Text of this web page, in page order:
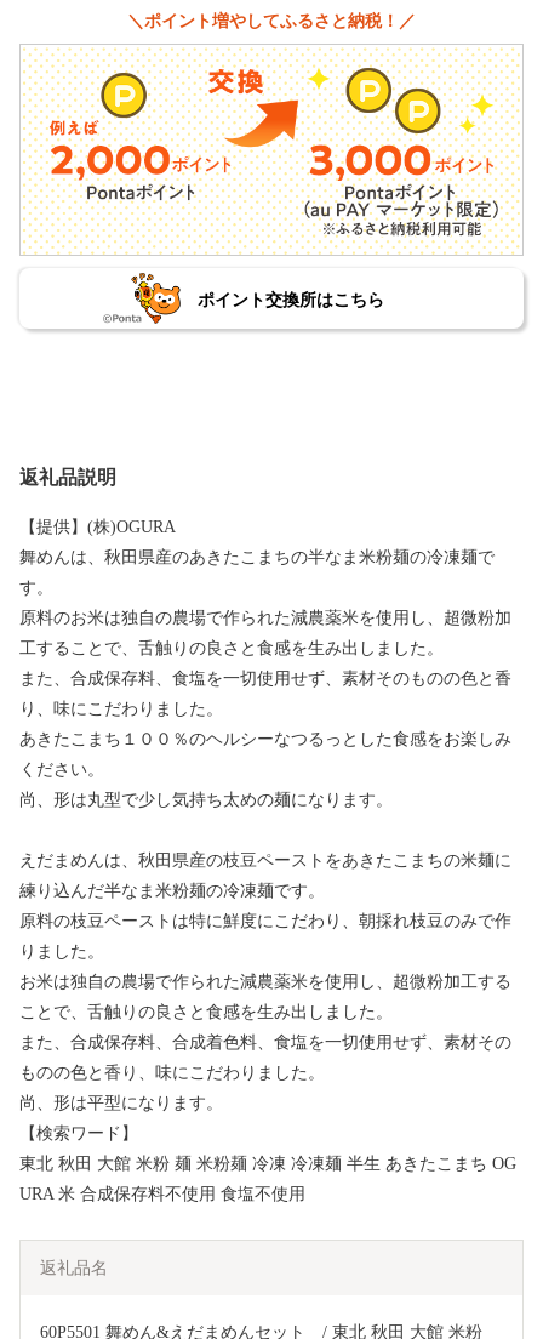
＼ポイント増やしてふるさと納税！／
ポイント交換所はこちら
返礼品説明
【提供】(株)OGURA
舞めんは、秋田県産のあきたこまちの半なま米粉麺の冷凍麺で
す。
原料のお米は独自の農場で作られた減農薬米を使用し、超微粉加
工することで、舌触りの良さと食感を生み出しました。
また、合成保存料、食塩を一切使用せず、素材そのものの色と香
り、味にこだわりました。
あきたこまち１００％のヘルシーなつるっとした食感をお楽しみ
ください。
尚、形は丸型で少し気持ち太めの麺になります。
えだまめんは、秋田県産の枝豆ペーストをあきたこまちの米麺に
練り込んだ半なま米粉麺の冷凍麺です。
原料の枝豆ペーストは特に鮮度にこだわり、朝採れ枝豆のみで作
りました。
お米は独自の農場で作られた減農薬米を使用し、超微粉加工する
ことで、舌触りの良さと食感を生み出しました。
また、合成保存料、合成着色料、食塩を一切使用せず、素材その
ものの色と香り、味にこだわりました。
尚、形は平型になります。
【検索ワード】
東北 秋田 大館 米粉 麺 米粉麺 冷凍 冷凍麺 半生 あきたこまち OG
URA 米 合成保存料不使用 食塩不使用
返礼品名
60P5501 舞めん&えだまめんセット　/ 東北 秋田 大館 米粉